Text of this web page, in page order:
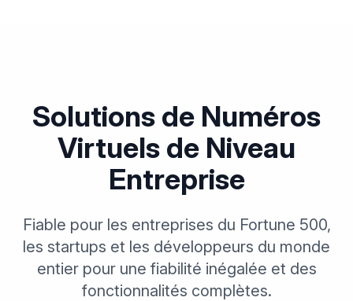
Solutions de Numéros
Virtuels de Niveau
Entreprise
Fiable pour les entreprises du Fortune 500,
les startups et les développeurs du monde
entier pour une fiabilité inégalée et des
fonctionnalités complètes.